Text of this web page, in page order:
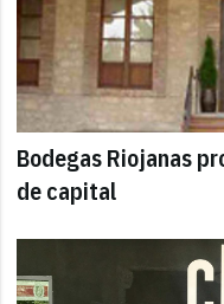
Bodegas Riojanas
de capital